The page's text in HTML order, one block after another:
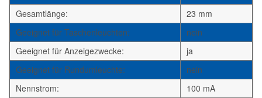
Gesamtlänge:
23 mm
Geeignet für Taschenleuchten:
nein
Geeignet für Anzeigezwecke:
ja
Geeignet für Rundumleuchte:
nein
Nennstrom:
100 mA